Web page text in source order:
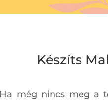
Készíts
Ha még nincs meg a